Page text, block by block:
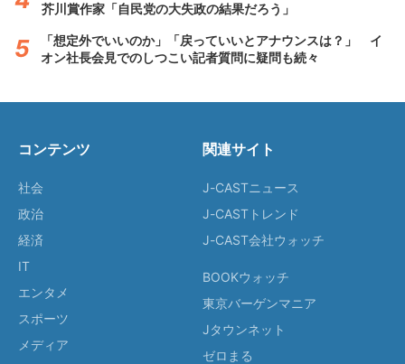
芥川賞作家「自民党の大失政の結果だろう」
「想定外でいいのか」「戻っていいとアナウンスは？」 イ
オン社長会見でのしつこい記者質問に疑問も続々
コンテンツ
社会
政治
経済
IT
エンタメ
スポーツ
メディア
関連サイト
J-CASTニュース
J-CASTトレンド
J-CAST会社ウォッチ
BOOKウォッチ
東京バーゲンマニア
Jタウンネット
ゼロまる